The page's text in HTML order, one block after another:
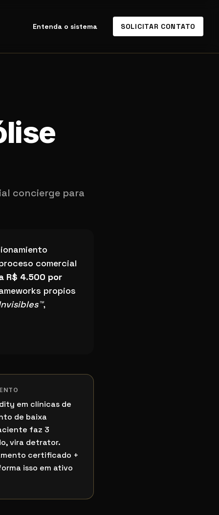
Entenda o sistema SOLICITAR CONTATO
concierge para
comercial
R$ 4.500 por
propios
,
em clínicas de
de baixa
faz 3
vira detrator.
certificado +
isso em ativo